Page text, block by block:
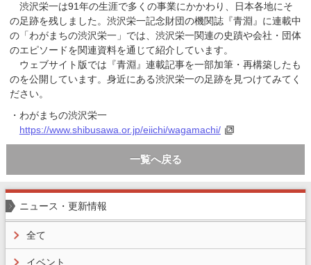
渋沢栄一は91年の生涯で多くの事業にかかわり、日本各地にそ
の足跡を残しました。渋沢栄一記念財団の機関誌『青淵』に連載中
の「わがまちの渋沢栄一」では、渋沢栄一関連の史蹟や会社・団体
のエピソードを関連資料を通じて紹介しています。
ウェブサイト版では『青淵』連載記事を一部加筆・再構築したも
のを公開しています。身近にある渋沢栄一の足跡を見つけてみてく
ださい。
・わがまちの渋沢栄一
https://www.shibusawa.or.jp/eiichi/wagamachi/
一覧へ戻る
ニュース・更新情報
全て
イベント